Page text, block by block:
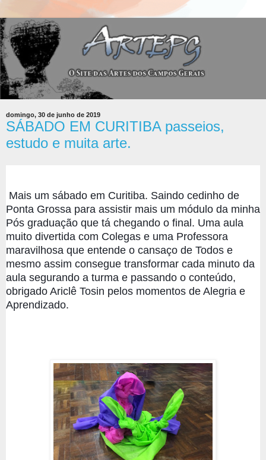
domingo, 30 de junho de 2019
SÁBADO EM CURITIBA passeios,
estudo e muita arte.
Ponta Grossa para assistir mais um módulo da minha
Pós graduação que tá chegando o final. Uma aula
muito divertida com Colegas e uma Professora
maravilhosa que entende o cansaço de Todos e
mesmo assim consegue transformar cada minuto da
aula segurando a turma e passando o conteúdo,
obrigado Ariclê Tosin pelos momentos de Alegria e
Aprendizado.